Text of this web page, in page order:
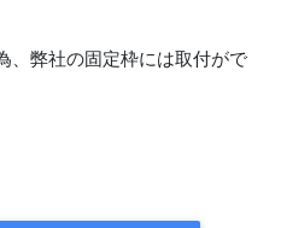
、弊社の固定枠には取付がで